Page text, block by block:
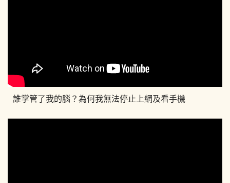
誰掌管了我的腦？為何我無法停止上網及看手機